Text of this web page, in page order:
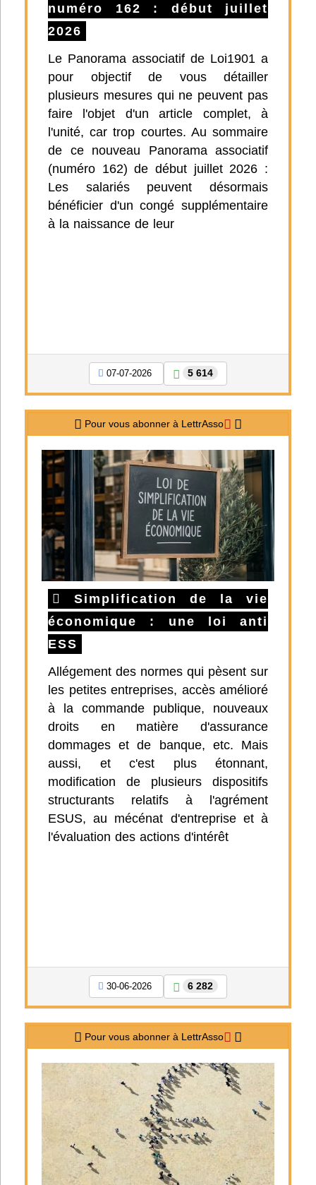
numéro 162 : début juillet
2026
Le Panorama associatif de Loi1901 a
pour objectif de vous détailler
plusieurs mesures qui ne peuvent pas
faire l'objet d'un article complet, à
l'unité, car trop courtes. Au sommaire
de ce nouveau Panorama associatif
(numéro 162) de début juillet 2026 :
Les salariés peuvent désormais
bénéficier d'un congé supplémentaire
à la naissance de leur
07-07-2026 5 614
Pour vous abonner à LettrAsso
Simplification de la vie
économique : une loi anti
ESS
Allégement des normes qui pèsent sur
les petites entreprises, accès amélioré
à la commande publique, nouveaux
droits en matière d'assurance
dommages et de banque, etc. Mais
aussi, et c'est plus étonnant,
modification de plusieurs dispositifs
structurants relatifs à l'agrément
ESUS, au mécénat d'entreprise et à
l'évaluation des actions d'intérêt
30-06-2026 6 282
Pour vous abonner à LettrAsso